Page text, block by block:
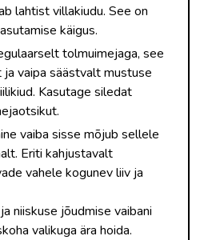
lahtist villakiudu. See on
käigus.
tolmuimejaga, see
vaipa säästvalt mustuse
Kasutage siledat
vaiba sisse mõjub sellele
Eriti kahjustavalt
vahele kogunev liiv ja
niiskuse jõudmise vaibani
valikuga ära hoida.